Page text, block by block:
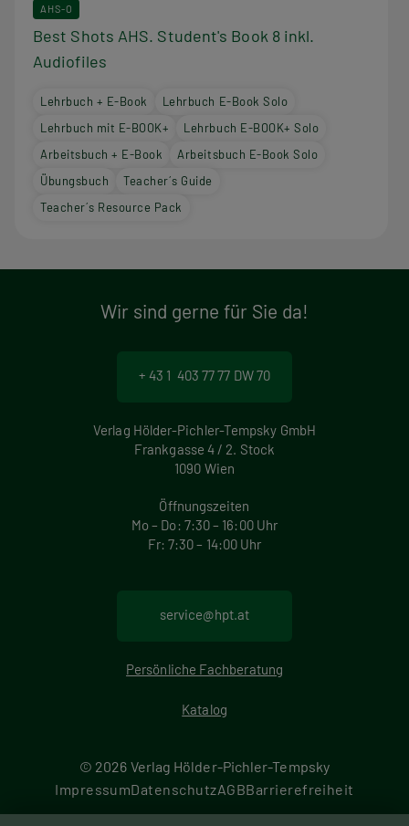
AHS-O
Best Shots AHS. Student's Book 8 inkl.
Audiofiles
Lehrbuch + E-Book
Lehrbuch E-Book Solo
Lehrbuch mit E-BOOK+
Lehrbuch E-BOOK+ Solo
Arbeitsbuch + E-Book
Arbeitsbuch E-Book Solo
Übungsbuch
Teacher´s Guide
Teacher´s Resource Pack
Wir sind gerne für Sie da!
+ 43 1 403 77 77 DW 70
Verlag Hölder-Pichler-Tempsky GmbH
Frankgasse 4 / 2. Stock
1090 Wien
Öffnungszeiten
Mo – Do: 7:30 – 16:00 Uhr
Fr: 7:30 – 14:00 Uhr
service@hpt.at
Persönliche Fachberatung
Katalog
© 2026 Verlag Hölder-Pichler-Tempsky
F
ImpressumDatenschutzAGBBarrierefreiheit